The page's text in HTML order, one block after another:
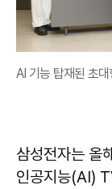
AI 기능 탑재된 초
삼성전자는 올
인공지능(AI)